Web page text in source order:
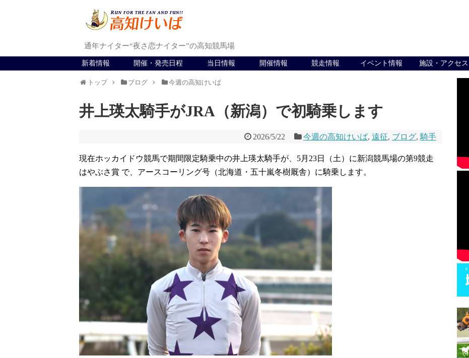
通年ナイター“夜さ恋ナイター”の高知競馬場
新着情報 開催・発売日程 当日情報 開催情報 競走情報 イベント情報 施設・アクセス
トップ ブログ 今週の高知けいば
井上瑛太騎手がJRA（新潟）で初騎乗します
2026/5/22 今週の高知けいば, 遠征, ブログ, 騎手
現在ホッカイドウ競馬で期間限定騎乗中の井上瑛太騎手が、5月23日（土）に新潟競馬場の第9競走
はやぶさ賞 で、アースコーリング号（北海道・五十嵐冬樹厩舎）に騎乗します。